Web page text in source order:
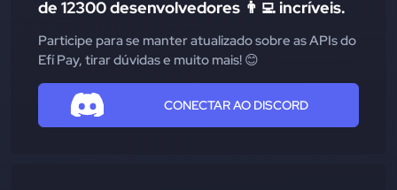
de 12300 desenvolvedores 👨‍💻 incríveis.
Participe para se manter atualizado sobre as APIs do
Efí Pay, tirar dúvidas e muito mais! 😊
CONECTAR AO DISCORD